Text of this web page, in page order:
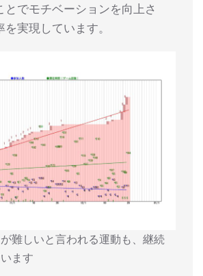
とでモチベーションを向上さ
実現しています。
難しいと言われる運動も、継続
ます